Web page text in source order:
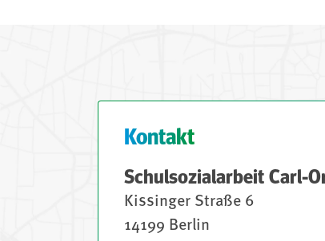
Kontakt
Schulsozialarbeit Carl-
Kissinger Straße 6
14199 Berlin